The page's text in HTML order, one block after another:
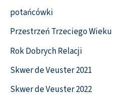
potańcówki
Przestrzeń Trzeciego Wieku
Rok Dobrych Relacji
Skwer de Veuster 2021
Skwer de Veuster 2022